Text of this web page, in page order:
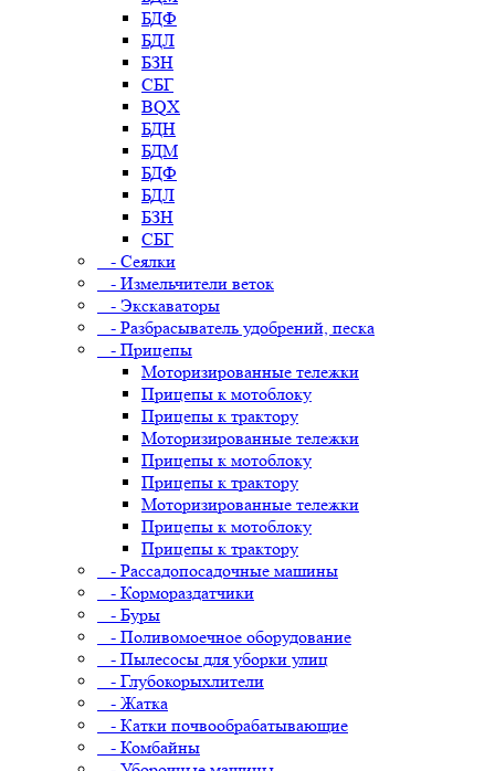
БДФ
БДЛ
БЗН
СБГ
BQX
БДН
БДМ
БДФ
БДЛ
БЗН
СБГ
- Сеялки
- Измельчители веток
- Экскаваторы
- Разбрасыватель удобрений, песка
- Прицепы
Моторизированные тележки
Прицепы к мотоблоку
Прицепы к трактору
Моторизированные тележки
Прицепы к мотоблоку
Прицепы к трактору
Моторизированные тележки
Прицепы к мотоблоку
Прицепы к трактору
- Рассадопосадочные машины
- Кормораздатчики
- Буры
- Поливомоечное оборудование
- Пылесосы для уборки улиц
- Глубокорыхлители
- Жатка
- Катки почвообрабатывающие
- Комбайны